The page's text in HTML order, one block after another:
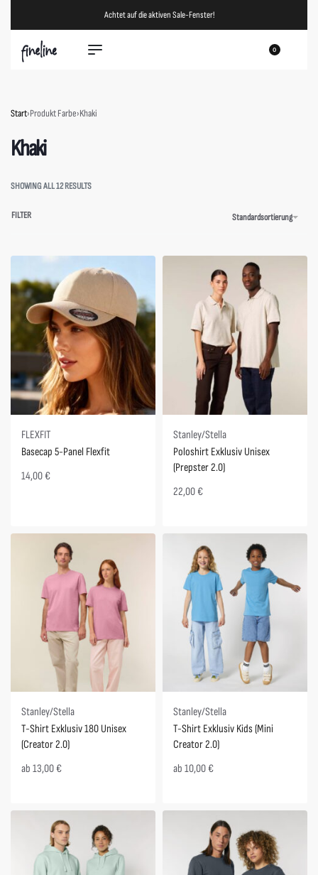
Achtet auf die aktiven Sale-Fenster!
0
Start›Produkt Farbe›Khaki
Khaki
SHOWING ALL 12 RESULTS
Standardsortierung
FILTER
FLEXFIT
Basecap 5-Panel Flexfit
14,00 €
Stanley/Stella
Poloshirt Exklusiv Unisex
(Prepster 2.0)
22,00 €
Stanley/Stella
T-Shirt Exklusiv 180 Unisex
(Creator 2.0)
ab 13,00 €
Stanley/Stella
T-Shirt Exklusiv Kids (Mini
Creator 2.0)
ab 10,00 €